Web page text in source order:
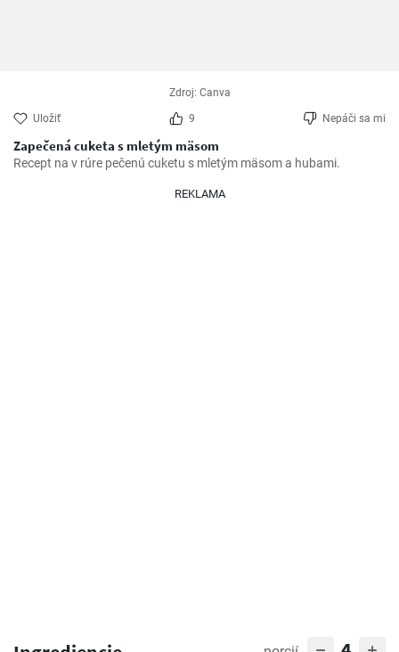
Zdroj: Canva
Uložiť 9 Nepáči sa mi
Zapečená cuketa s mletým mäsom
Recept na v rúre pečenú cuketu s mletým mäsom a hubami.
REKLAMA